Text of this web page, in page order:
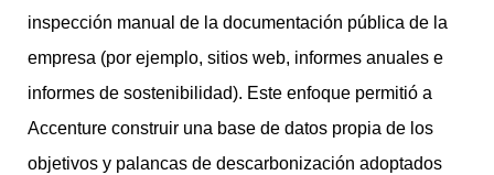
inspección manual de la documentación pública de la
empresa (por ejemplo, sitios web, informes anuales e
informes de sostenibilidad). Este enfoque permitió a
Accenture construir una base de datos propia de los
objetivos y palancas de descarbonización adoptados